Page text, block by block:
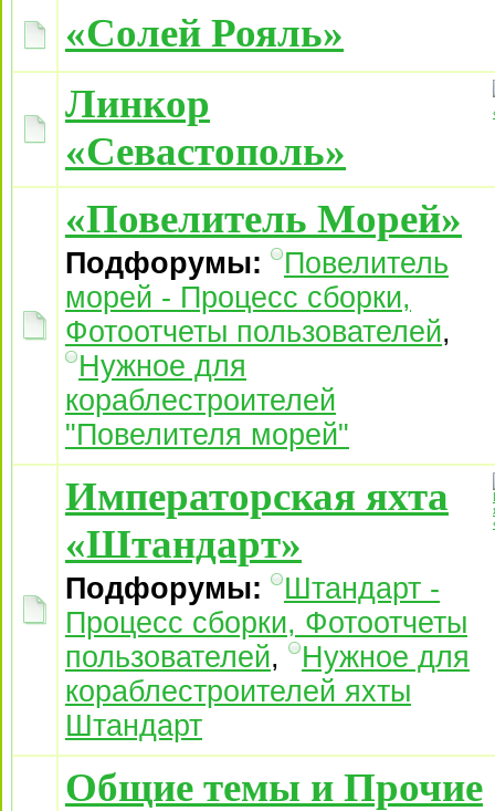
«Солей Рояль»
Линкор
«Севастополь»
«Повелитель Морей»
Подфорумы:
Повелитель
морей - Процесс сборки,
Фотоотчеты пользователей,
Нужное для
кораблестроителей
"Повелителя морей"
Императорская яхта
«Штандарт»
Подфорумы:
Штандарт -
Процесс сборки, Фотоотчеты
пользователей,
Нужное для
кораблестроителей яхты
Штандарт
Общие темы и Прочие